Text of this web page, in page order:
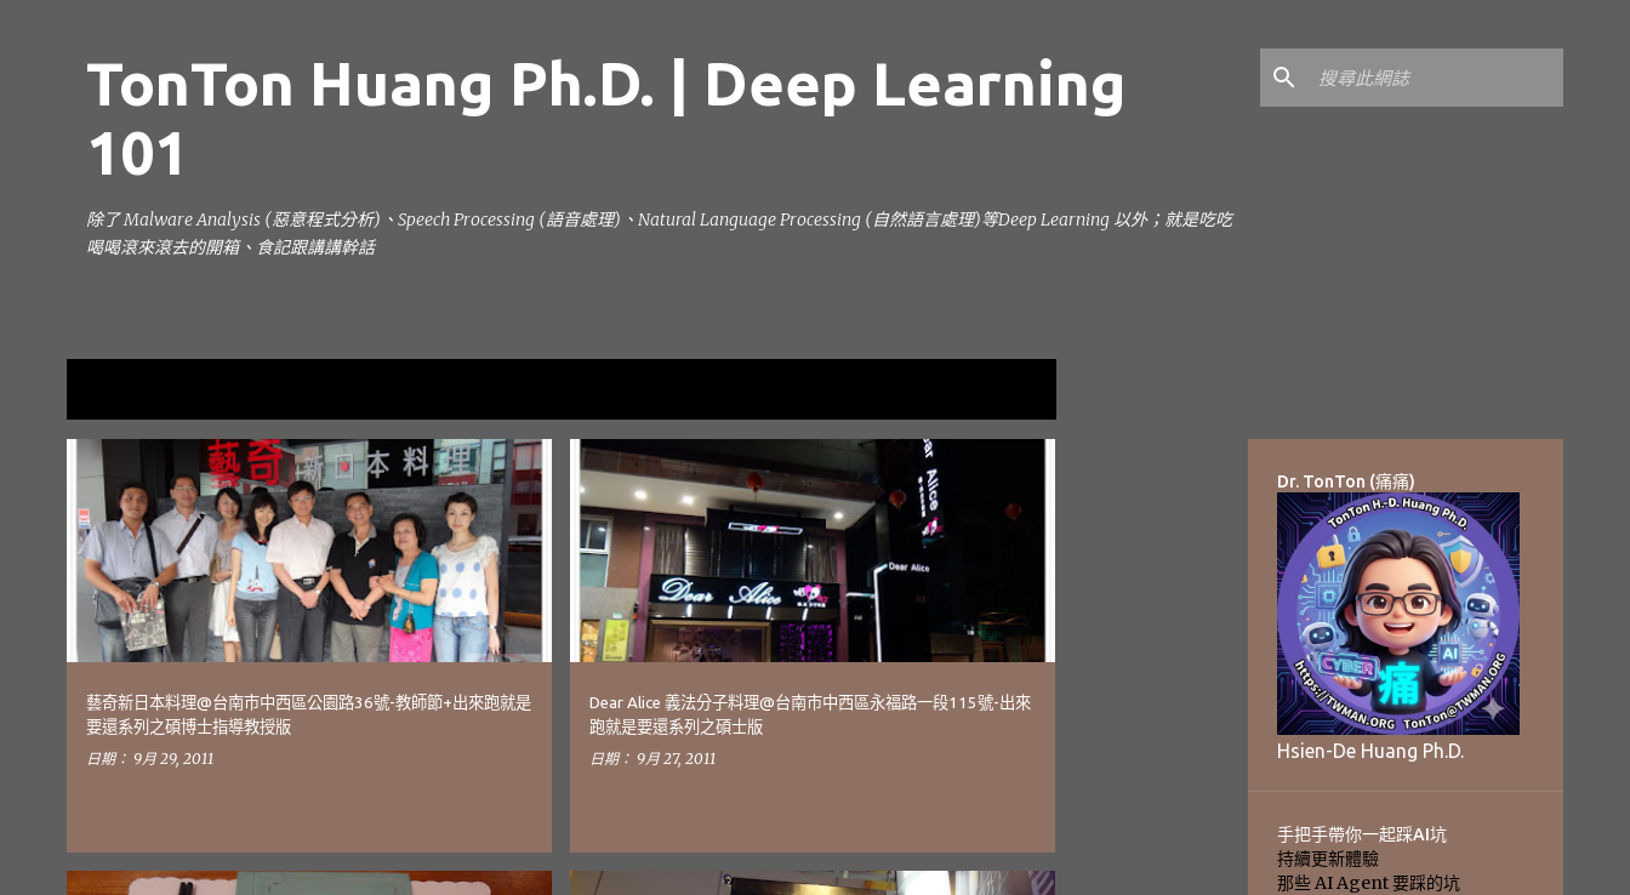
TonTon Huang Ph.D. | Deep Learning
101
除了 Malware Analysis (惡意程式分析)、Speech Processing (語音處理)、Natural Language Processing (自然語言處理)等Deep Learning 以外；就是吃吃
喝喝滾來滾去的開箱、食記跟講講幹話
發
表
文
章
藝奇新日本料理@台南市中西區公園路36號-教師節+出來跑就是
要還系列之碩博士指導教授版
日期： 9月 29, 2011
出來跑就是要還 台南中西區美食 台南美食 +
Dear Alice 義法分子料理@台南市中西區永福路一段115號-出來
跑就是要還系列之碩士版
日期： 9月 27, 2011
出來跑就是要還 台南中西區美食 台南美食 Dr. TonTon (痛痛)
Hsien-De Huang Ph.D.
手把手帶你一起踩AI坑
持續更新體驗
那些 AI Agent 要踩的坑